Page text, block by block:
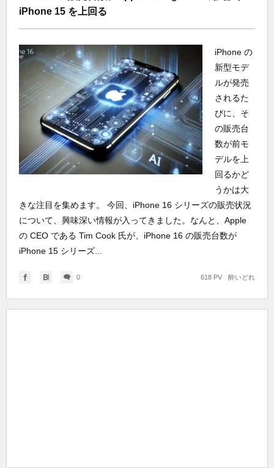
iPhone 15 を上回る
iPhone の
新型モデ
ルが発売
されるた
びに、そ
の販売台
数が前モ
デルを上
回るかど
うかは大
きな注目を集めます。 今回、iPhone 16 シリーズの販売状況
について、興味深い情報が入ってきました。なんと、Apple
の CEO である Tim Cook 氏が、iPhone 16 の販売台数が
iPhone 15 シリーズ...
0 酔いどれ
618 PV